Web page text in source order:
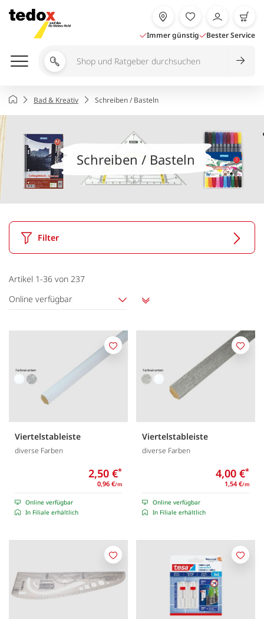
Inhalt
springen
Immer günstig Bester Service
Shop
durchsuchen
StartseiteBad & Kreativ Schreiben / Basteln
Schreiben / Basteln
Filter
Artikel 1-36 von 237
Online verfügbar
Viertelstableiste
diverse Farben
2,50 €*
0,96 €/m
Online verfügbar
In Filiale erhältlich
Merken
Viertelstableiste
diverse Farben
4,00 €*
1,54 €/m
Online verfügbar
In Filiale erhältlich
Merken